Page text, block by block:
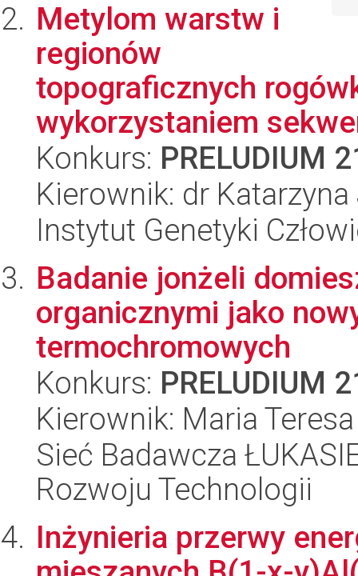
Metylom warstw i
regionów
topograficznych
wykorzystaniem
Konkurs: PRELUDIUM
Kierownik: dr
Instytut Genetyki
Badanie jonżeli
organicznymi jako
termochromowych
Konkurs: PRELUDIUM
Kierownik: Maria
Sieć Badawcza
Rozwoju Technologii
Inżynieria przerwy